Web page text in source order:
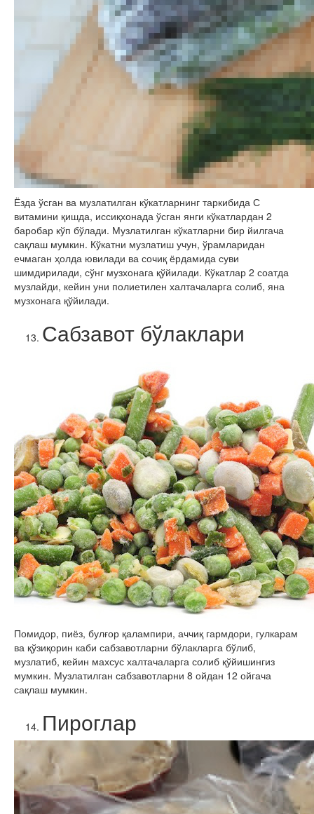
Ёзда ўсган ва музлатилган кўкатларнинг таркибида С
витамини қишда, иссиқхонада ўсган янги кўкатлардан 2
баробар кўп бўлади. Музлатилган кўкатларни бир йилгача
сақлаш мумкин. Кўкатни музлатиш учун, ўрамларидан
ечмаган ҳолда ювилади ва сочиқ ёрдамида суви
шимдирилади, сўнг музхонага қўйилади. Кўкатлар 2 соатда
музлайди, кейин уни полиетилен халтачаларга солиб, яна
музхонага қўйилади.
Сабзавот бўлаклари
Помидор, пиёз, булғор қалампири, аччиқ гармдори, гулкарам
ва қўзиқорин каби сабзавотларни бўлакларга бўлиб,
музлатиб, кейин махсус халтачаларга солиб қўйишингиз
мумкин. Музлатилган сабзавотларни 8 ойдан 12 ойгача
сақлаш мумкин.
Пироглар